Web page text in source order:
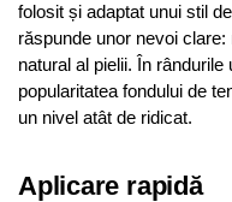
folosit și adaptat unui stil
răspunde unor nevoi
natural al pielii. În
popularitatea fondului de
un nivel atât de ridicat.
Aplicare rapidă